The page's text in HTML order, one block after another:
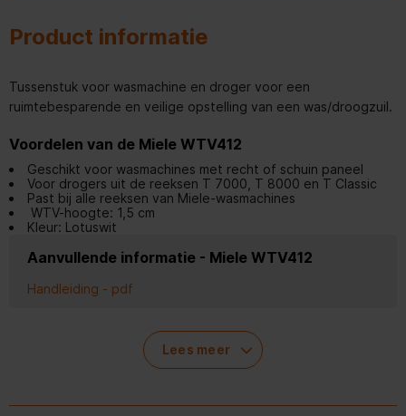
Product informatie
Tussenstuk voor wasmachine en droger voor een
ruimtebesparende en veilige opstelling van een was/droogzuil.
Voordelen van de Miele WTV412
Geschikt voor wasmachines met recht of schuin paneel
Voor drogers uit de reeksen T 7000, T 8000 en T Classic
Past bij alle reeksen van Miele-wasmachines
WTV-hoogte: 1,5 cm
Kleur: Lotuswit
Aanvullende informatie - Miele WTV412
Handleiding - pdf
Lees meer